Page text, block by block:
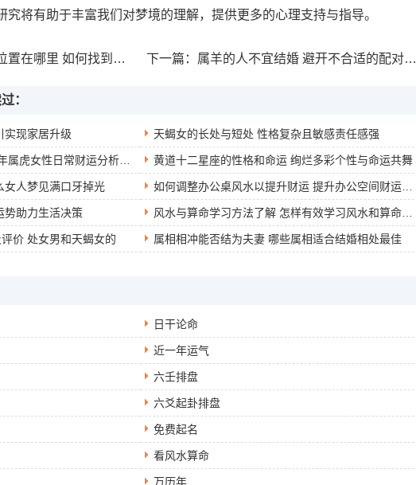
究将有助于丰富我们对梦境的理解，提供更多的心理支持与指导。
如何找到门口西南边的财位 下一篇： 属羊的人不宜结婚 避开不合适的配对确保幸福人生
：
实现家居升级 天蝎女的长处与短处 性格复杂且敏感责任感强
属虎86年虎女财运日表 86年属虎女性日常财运分析与趋势解读 黄道十二星座的性格和命运 绚烂多彩个性与命运共舞
女人梦见满口牙掉光
势助力生活决策
价 处女男和天蝎女的 属相相冲能否结为夫妻 哪些属相适合结婚相处最佳
日干论命
近一年运气
六壬排盘
六爻起卦排盘
免费起名
看风水算命
万历年